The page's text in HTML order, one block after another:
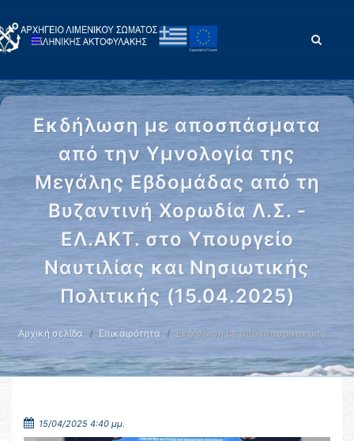
Εκδήλωση με αποσπάσματα
από την Υμνολογία της
Μεγάλης Εβδομάδας από τη
Βυζαντινή Χορωδία Λ.Σ. -
ΕΛ.ΑΚΤ. στο Υπουργείο
Ναυτιλίας και Νησιωτικής
Πολιτικής (15.04.2025)
Αρχική σελίδα Επικαιρότητα Εκδήλωση με αποσπάσματα από …
15/04/2025 4:40 μμ.